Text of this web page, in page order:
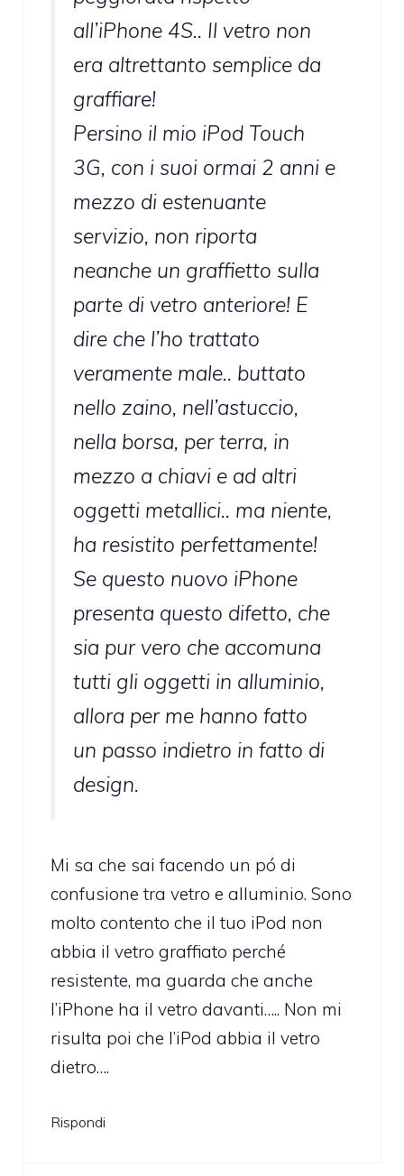
all’iPhone 4S.. Il vetro non
era altrettanto semplice da
graffiare!
Persino il mio iPod Touch
3G, con i suoi ormai 2 anni e
mezzo di estenuante
servizio, non riporta
neanche un graffietto sulla
parte di vetro anteriore! E
dire che l’ho trattato
veramente male.. buttato
nello zaino, nell’astuccio,
nella borsa, per terra, in
mezzo a chiavi e ad altri
oggetti metallici.. ma niente,
ha resistito perfettamente!
Se questo nuovo iPhone
presenta questo difetto, che
sia pur vero che accomuna
tutti gli oggetti in alluminio,
allora per me hanno fatto
un passo indietro in fatto di
design.
Mi sa che sai facendo un pó di
confusione tra vetro e alluminio. Sono
molto contento che il tuo iPod non
abbia il vetro graffiato perché
resistente, ma guarda che anche
l’iPhone ha il vetro davanti….. Non mi
risulta poi che l’iPod abbia il vetro
dietro….
Rispondi